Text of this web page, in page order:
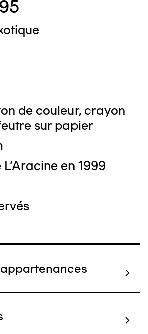
de couleur, crayon
sur papier
en 1999